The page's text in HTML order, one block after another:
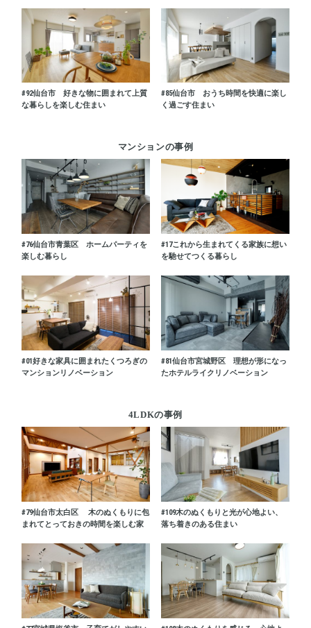
#92仙台市 好きな物に囲まれて上質
な暮らしを楽しむ住まい
#85仙台市 おうち時間を快適に楽し
く過ごす住まい
マンションの事例
#76仙台市青葉区 ホームパーティを
楽しむ暮らし
#17これから生まれてくる家族に想い
を馳せてつくる暮らし
#01好きな家具に囲まれたくつろぎの
マンションリノベーション
#81仙台市宮城野区 理想が形になっ
たホテルライクリノベーション
4LDKの事例
#79仙台市太白区 木のぬくもりに包
まれてとっておきの時間を楽しむ家
#109木のぬくもりと光が心地よい、
落ち着きのある住まい